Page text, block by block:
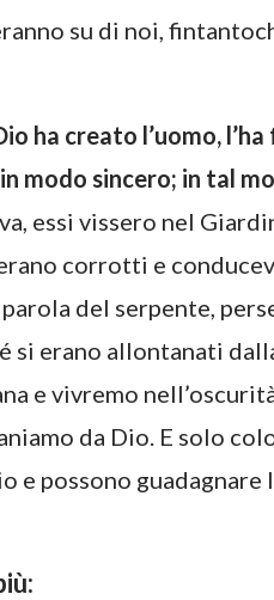
su di noi,
ha creato l’uomo,
modo sincero; in tal
essi vissero nel
corrotti e
del serpente,
si erano allontanati
e vivremo
da Dio. E solo
e possono guadagnare